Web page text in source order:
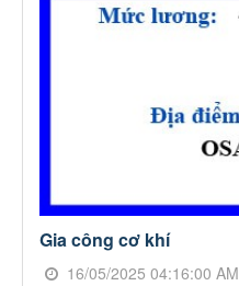
Gia công cơ khí
16/05/2025 04:16:00 AM